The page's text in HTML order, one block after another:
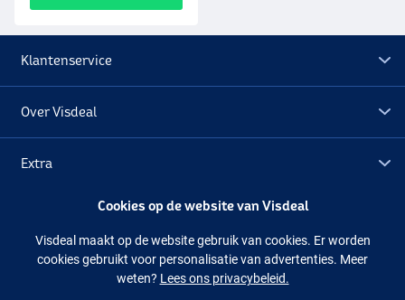
Klantenservice
Over Visdeal
Extra
Facebook Instagram
Cookies op de website van Visdeal
Visdeal maakt op de website gebruik van cookies. Er worden
cookies gebruikt voor personalisatie van advertenties. Meer
weten? Lees ons privacybeleid.